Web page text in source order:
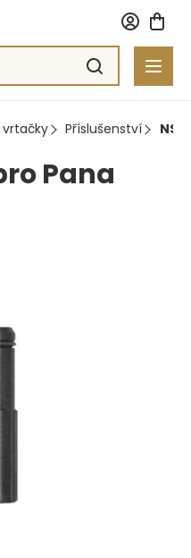
Příslušenství
Pana